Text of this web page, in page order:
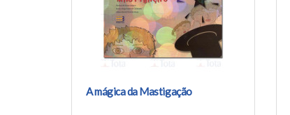
A mágica da Mastigação